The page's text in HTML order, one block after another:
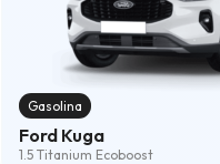
Gasolina
Ford Kuga
1.5 Titanium Ecoboost